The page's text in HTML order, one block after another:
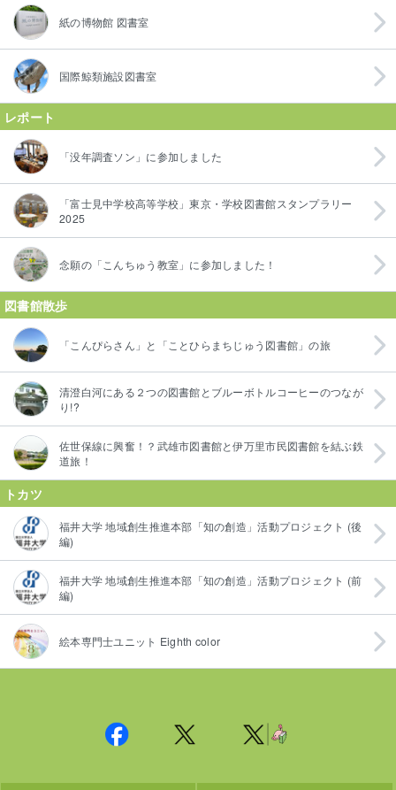
紙の博物館 図書室
国際鯨類施設図書室
レポート
「没年調査ソン」に参加しました
「富士見中学校高等学校」東京・学校図書館スタンプラリー
2025
念願の「こんちゅう教室」に参加しました！
図書館散歩
「こんぴらさん」と「ことひらまちじゅう図書館」の旅
清澄白河にある２つの図書館とブルーボトルコーヒーのつなが
り!?
佐世保線に興奮！？武雄市図書館と伊万里市民図書館を結ぶ鉄
道旅！
トカツ
福井大学 地域創生推進本部「知の創造」活動プロジェクト (後
編)
福井大学 地域創生推進本部「知の創造」活動プロジェクト (前
編)
絵本専門士ユニット Eighth color